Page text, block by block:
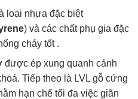
loại nhựa đặc biệt
) và các chất phụ gia đặc
cháy tốt .
được ép xung quanh cánh
Tiếp theo là LVL gỗ cứng
hạn chế tối đa việc giãn